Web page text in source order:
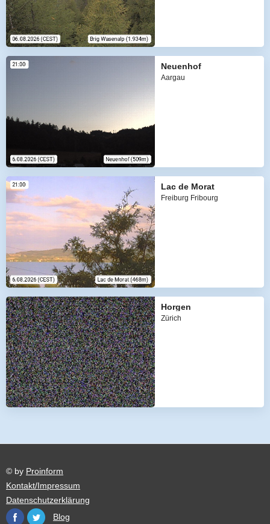
Neuenhof
Aargau
Lac de Morat
Freiburg Fribourg
Horgen
Zürich
© by Proinform
Kontakt/Impressum
Datenschutzerklärung
Blog